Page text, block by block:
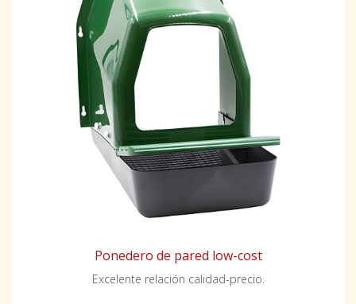
Ponedero de pared low-cost
Excelente relación calidad-precio.